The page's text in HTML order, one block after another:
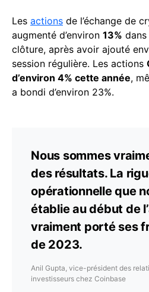
Les actions de l’échange de
augmenté d’environ 13%
clôture, après avoir ajouté
session régulière. Les actions
d’environ 4% cette année,
a bondi d’environ 23%.
Nous sommes
des résultats. La
opérationnelle que
établie au début de
vraiment porté ses
de 2023.
Anil Gupta, vice-président des
investisseurs chez Coinbase